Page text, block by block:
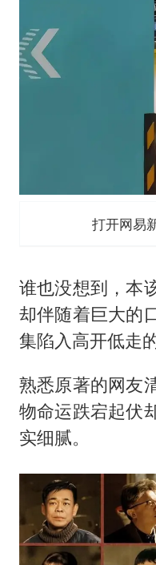
打开网易
谁也没想到，本
却伴随着巨大的
集陷入高开低走
熟悉原著的网友
物命运跌宕起伏
实细腻。